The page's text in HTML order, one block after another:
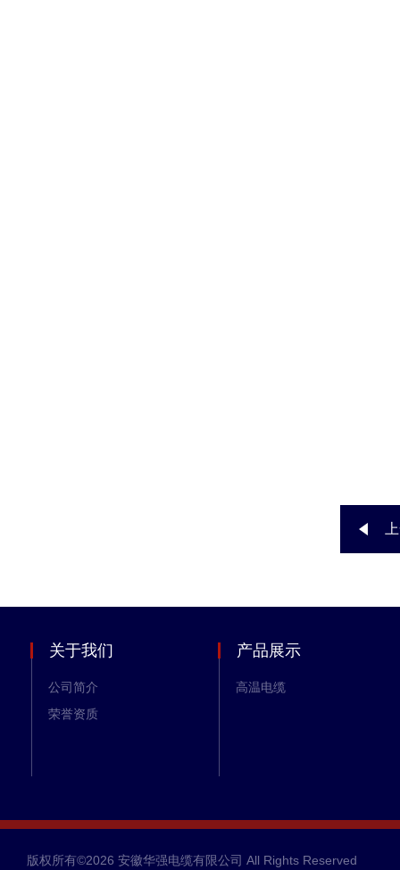
关于我们
公司简介
荣誉资质
产品展示
高温电缆
版权所有©2026 安徽华强电缆有限公司 All Rights Reserved